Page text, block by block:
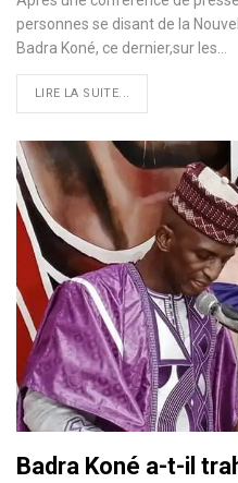
personnes se disant de la
Badra Koné, ce dernier,sur les
LIRE LA SUITE...
Badra Koné a-t-il